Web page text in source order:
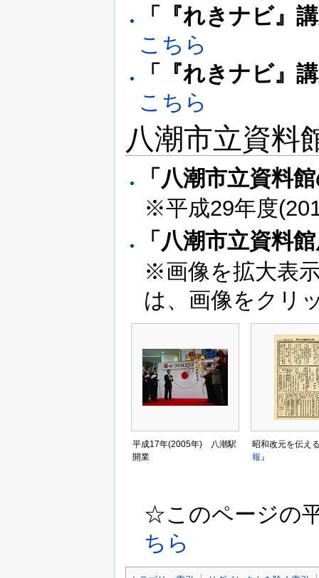
「『れきナビ』
こちら
「『れきナビ』
こちら
八潮市立資料
「八潮市立資料
※平成29年度
「八潮市立資料
※画像を拡大表
は、画像をクリ
平成17年(2005年) 八潮駅
開業
昭和改元を伝え
報』
☆このページの
ちら